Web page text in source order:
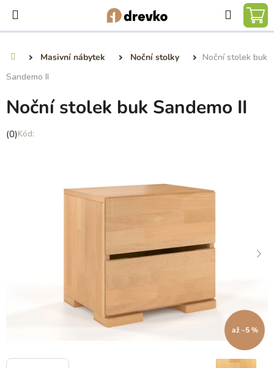
obsah
Hledat
Masivní nábytek Noční stolky
Noční stolek buk
Sandemo II
Noční stolek buk Sandemo II
Průměrné
(0)
až –5 %